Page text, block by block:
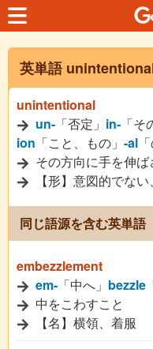
英単語
unintentional
un- 「否定」 in- 「そ
ion 「こと、もの」 -al
その方向に手を伸
【形】意図的でな
同じ語源を含む英単語
embezzlement
em- 「中へ」 bezzle
中をこわすこと
【名】横領、着服